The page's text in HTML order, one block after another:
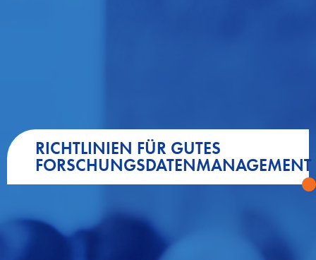
RICHTLINIEN FÜR GUTES
FORSCHUNGSDATENMANAGEMENT